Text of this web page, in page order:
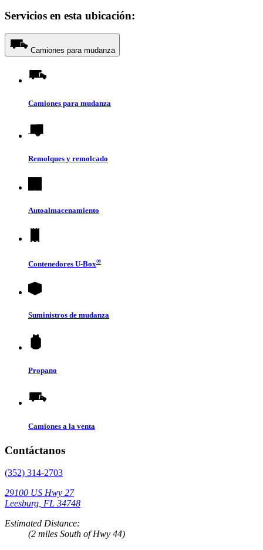
Servicios en esta ubicación:
Camiones para mudanza
Camiones para mudanza
Remolques y remolcado
Autoalmacenamiento
Contenedores U-Box®
Suministros de mudanza
Propano
Camiones a la venta
Contáctanos
(352) 314-2703
29100 US Hwy 27
Leesburg, FL 34748
Estimated Distance:
(2 miles South of Hwy 44)